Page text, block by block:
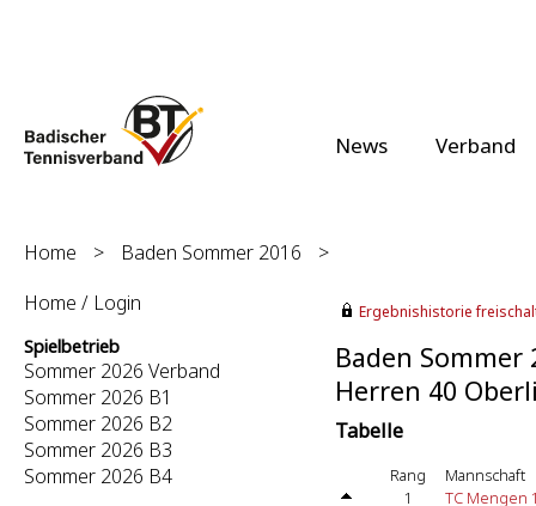
News Verband
Home > Baden Sommer 2016
>
Home / Login
Spielbetrieb
Sommer 2026 Verband
Sommer 2026 B1
Sommer 2026 B2
Sommer 2026 B3
Sommer 2026 B4
Ergebnishistorie
Baden Sommer
Herren 40
Tabelle
Rang
Mannschaft
1
TC Mengen